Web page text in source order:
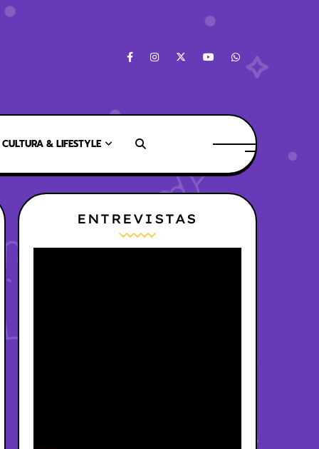
CULTURA & LIFESTYLE
ENTREVISTAS